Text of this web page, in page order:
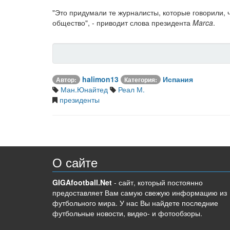
"Это придумали те журналисты, которые
общество", - приводит слова президента Marca.
Автор: halimon13 Категория:
Испания
Ман.Юнайтед
Реал М.
президенты
О сайте
GIGAfootball.Net - сайт, который постоянно
предоставляет Вам самую свежую информацию из
футбольного мира. У нас Вы найдете последние
футбольные новости, видео- и фотообзоры.